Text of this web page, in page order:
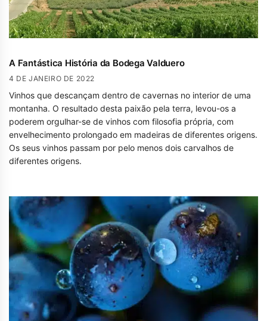
A Fantástica História da Bodega Valduero
4 DE JANEIRO DE 2022
Vinhos que descançam dentro de cavernas no interior de uma
montanha. O resultado desta paixão pela terra, levou-os a
poderem orgulhar-se de vinhos com filosofia própria, com
envelhecimento prolongado em madeiras de diferentes origens.
Os seus vinhos passam por pelo menos dois carvalhos de
diferentes origens.